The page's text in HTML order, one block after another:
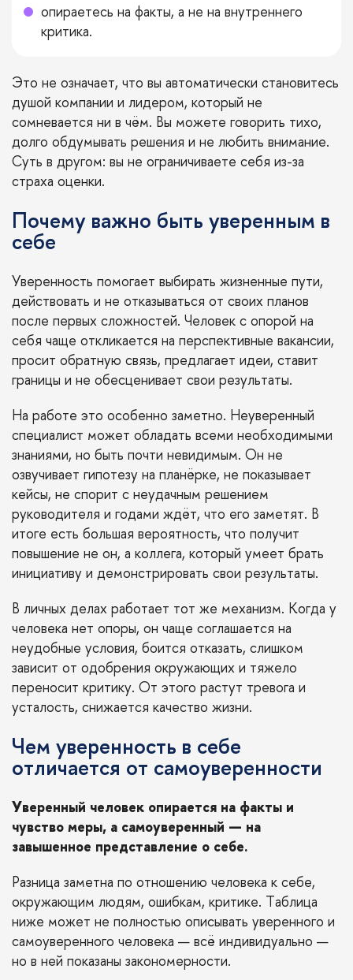
опираетесь на факты, а не на внутреннего
критика.
Это не означает, что вы автоматически становитесь
душой компании и лидером, который не
сомневается ни в чём. Вы можете говорить тихо,
долго обдумывать решения и не любить внимание.
Суть в другом: вы не ограничиваете себя из-за
страха оценки.
Почему важно быть уверенным в
себе
Уверенность помогает выбирать жизненные пути,
действовать и не отказываться от своих планов
после первых сложностей. Человек с опорой на
себя чаще откликается на перспективные вакансии,
просит обратную связь, предлагает идеи, ставит
границы и не обесценивает свои результаты.
На работе это особенно заметно. Неуверенный
специалист может обладать всеми необходимыми
знаниями, но быть почти невидимым. Он не
озвучивает гипотезу на планёрке, не показывает
кейсы, не спорит с неудачным решением
руководителя и годами ждёт, что его заметят. В
итоге есть большая вероятность, что получит
повышение не он, а коллега, который умеет брать
инициативу и демонстрировать свои результаты.
В личных делах работает тот же механизм. Когда у
человека нет опоры, он чаще соглашается на
неудобные условия, боится отказать, слишком
зависит от одобрения окружающих и тяжело
переносит критику. От этого растут тревога и
усталость, снижается качество жизни.
Чем уверенность в себе
отличается от самоуверенности
Уверенный человек опирается на факты и
чувство меры, а самоуверенный — на
завышенное представление о себе.
Разница заметна по отношению человека к себе,
окружающим людям, ошибкам, критике. Таблица
ниже может не полностью описывать уверенного и
самоуверенного человека — всё индивидуально —
но в ней показаны закономерности.